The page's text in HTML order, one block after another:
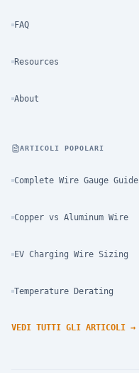
FAQ
Resources
About
ARTICOLI POPOLARI
Complete Wire Gauge Guide
Copper vs Aluminum Wire
EV Charging Wire Sizing
Temperature Derating
VEDI TUTTI GLI ARTICOLI →